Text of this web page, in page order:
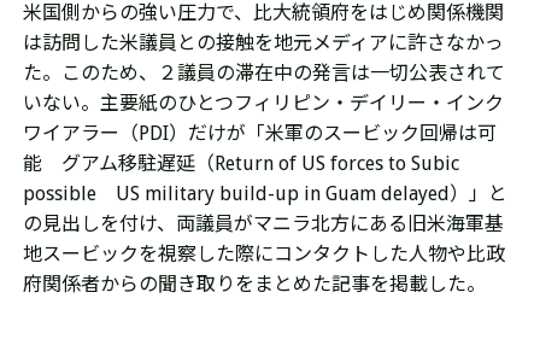
米国側からの強い圧力で、比大統領府をはじめ関係機関
は訪問した米議員との接触を地元メディアに許さなかっ
た。このため、２議員の滞在中の発言は一切公表されて
いない。主要紙のひとつフィリピン・デイリー・インク
ワイアラー（PDI）だけが「米軍のスービック回帰は可
能 グアム移駐遅延（Return of US forces to Subic
possible
US military build-up in Guam delayed）」と
の見出しを付け、両議員がマニラ北方にある旧米海軍基
地スービックを視察した際にコンタクトした人物や比政
府関係者からの聞き取りをまとめた記事を掲載した。